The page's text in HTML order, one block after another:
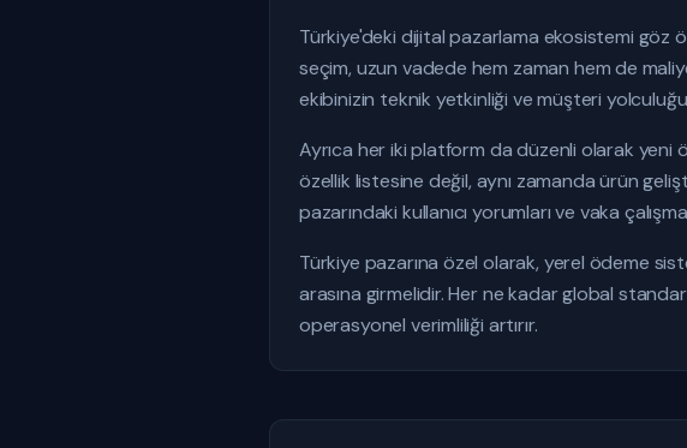
Türkiye'deki dijital pazarlama ekosistemi göz
seçim, uzun vadede hem zaman hem de
ekibinizin teknik yetkinliği ve müşteri
Ayrıca her iki platform da düzenli olarak
özellik listesine değil, aynı zamanda ürün
pazarındaki kullanıcı yorumları ve vaka
Türkiye pazarına özel olarak, yerel ödeme
arasına girmelidir. Her ne kadar global
operasyonel verimliliği artırır.